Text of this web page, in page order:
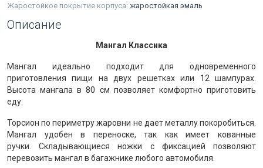
Жаростойкое покрытие корпуса: жаростойкая эмаль
Описание
Мангал Классика
Мангал идеально подходит для одновременного
приготовления пищи на двух решеткахили 12 шампурах.
Высота мангала в80 см позволяет комфортно приготовить
еду.
Торсион по периметру жаровни не дает металлу покоробиться.
Мангал удобен в переноске, так как имеет кованные
ручки .Складывающиеся ножки с фиксацией позволяют
перевозить мангал в багажнике любого автомобиля.